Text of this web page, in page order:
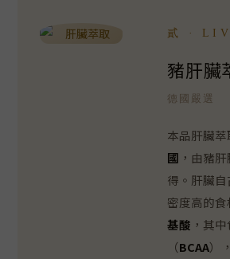
貳 ·
豬肝臟
德國嚴選
本品肝臟
國 ，由豬
得。肝臟
密度高的
基酸 ，其
（BCAA）